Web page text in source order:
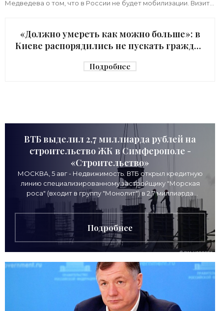
Медведева о том, что в России не будет мобилизации. Визит
«Должно умереть как можно больше»: в
Киеве распорядились не пускать граждан
Подробнее
ВТБ выделил 2,7 миллиарда рублей на
строительство ЖК в Симферополе -
«Строительство»
МОСКВА, 5 авг - Недвижимость. ВТБ открыл кредитную
линию специализированному застройщику "Морская
роса" (входит в группу "Монолит") в 2,7 миллиарда
рублей для
Подробнее